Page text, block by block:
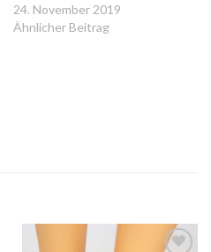
24. November 2019
Ähnlicher Beitrag